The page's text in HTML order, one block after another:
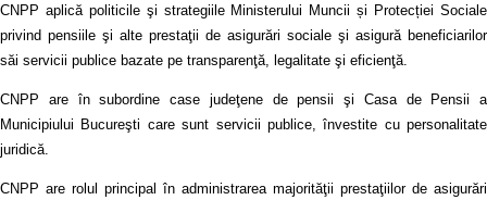
CNPP aplică politicile şi strategiile Ministerului Muncii și Protecției Sociale
privind pensiile şi alte prestaţii de asigurări sociale şi asigură beneficiarilor
săi servicii publice bazate pe transparenţă, legalitate şi eficienţă.
CNPP are în subordine case judeţene de pensii şi Casa de Pensii a
Municipiului Bucureşti care sunt servicii publice, învestite cu personalitate
juridică.
CNPP are rolul principal în administrarea majorităţii prestaţiilor de asigurări